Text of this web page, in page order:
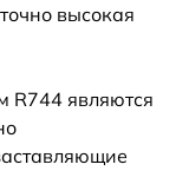
высокая
R744 являются